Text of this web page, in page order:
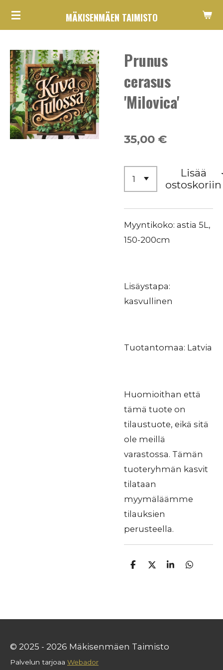
Siirry
MÄKISENMÄEN TAIMISTO
Prunus
cerasus
'Milovica'
35,00 €
Lisää
ostoskoriin
Myyntikoko: astia 5L,
150-200cm
Lisäystapa:
kasvullinen
Tuotantomaa: Latvia
Huomioithan että
tämä tuote on
tilaustuote, eikä sitä
ole meillä
varastossa. Tämän
tuoteryhmän kasvit
tilataan
myymäläämme
tilauksien
perusteella.
J
J
J
J
© 2025 - 2026 Mäkisenmäen Taimisto
Palvelun tarjoaa Webador